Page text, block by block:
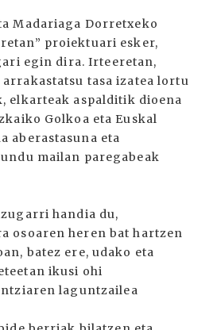
Madariaga Dorretxeko
proiektuari esker,
egin dira. Irteeretan,
tasa izatea lortu
elkarteak aspalditik dioena
Golkoa eta Euskal
aberastasuna eta
mailan paregabeak
handia du,
osoaren heren bat hartzen
batez ere, udako eta
ikusi ohi
laguntzailea